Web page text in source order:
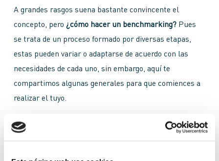
A grandes rasgos suena bastante convincente el
concepto, pero ¿cómo hacer un benchmarking? Pues
se trata de un proceso formado por diversas etapas,
estas pueden variar o adaptarse de acuerdo con las
necesidades de cada uno, sin embargo, aquí te
compartimos algunas generales para que comiences a
realizar el tuyo.
define tus objetivos, identifícalos bien, piensa hacia
dónde quiere enfocar tu investigación y decídete por